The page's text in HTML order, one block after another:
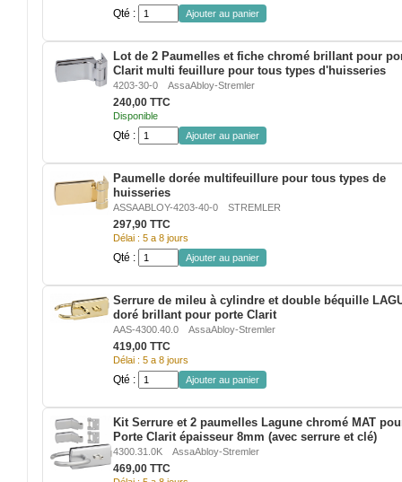
VERRE ANTI-REFLET
VERRE LAQUÉ/CRÉDENCE
VERRE FEUILLETÉ/TREMPÉ
DALLE DE SOL EN VERRE
PORTE EN VERRE
GARDE CORPS EN VERRE
VERRIÈRE TYPE ATELIER
VERRES TEXTURÉS
PLEXIGLAS PMMA
DOUBLE VITRAGE
ACCESSOIRES & QUINCAILLERIE
CATALOGUE DE PROFILS ET FIXATION DU VERRE
bureau
Qté : Ajouter au panier
Lot de 2 Paumelles et fiche chromé brillant pour
Clarit multi feuillure pour tous types d'huisseries
4203-30-0 AssaAbloy-Stremler
240,00 TTC
Disponible
Qté : Ajouter au panier
Paumelle dorée multifeuillure pour tous types de
huisseries
ASSAABLOY-4203-40-0 STREMLER
297,90 TTC
Délai : 5 a 8 jours
Qté : Ajouter au panier
Serrure de mileu à cylindre et double béquille
doré brillant pour porte Clarit
AAS-4300.40.0 AssaAbloy-Stremler
419,00 TTC
Délai : 5 a 8 jours
Qté : Ajouter au panier
Kit Serrure et 2 paumelles Lagune chromé MAT
Porte Clarit épaisseur 8mm (avec serrure et clé)
4300.31.0K AssaAbloy-Stremler
469,00 TTC